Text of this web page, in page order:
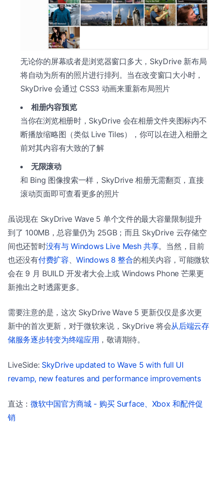
无论你的屏幕或者是浏览器窗口多大，SkyDrive 新布局
将自动为所有的照片进行排列。当在改变窗口大小时，
SkyDrive 会通过 CSS3 动画来重新布局照片
相册内容预览
当你在浏览相册时，SkyDrive 会在相册文件夹图标内不
断播放缩略图（类似 Live Tiles），你可以在进入相册之
前对其内容有大致的了解
无限滚动
和 Bing 图像搜索一样，SkyDrive 相册无需翻页，直接
滚动页面即可查看更多的照片
虽说现在 SkyDrive Wave 5 单个文件的最大容量限制提升
到了 100MB，总容量仍为 25GB；而且 SkyDrive 云存储空
间也还暂时没有与 Windows Live Mesh 共享。当然，目前
也还没有付费扩容、Windows 8 整合的相关内容，可能微软
会在 9 月 BUILD 开发者大会上或 Windows Phone 芒果更
新推出之时透露更多。
需要注意的是，这次 SkyDrive Wave 5 更新仅仅是多次更
新中的首次更新，对于微软来说，SkyDrive 将会从后端云存
储服务逐步转变为终端应用 ，敬请期待。
LiveSide: SkyDrive updated to Wave 5 with full UI
revamp, new features and performance improvements
直达：微软中国官方商城 - 购买 Surface、Xbox 和配件促
销